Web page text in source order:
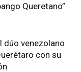
Queretano”
dúo venezolano
con su